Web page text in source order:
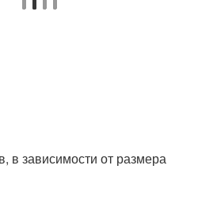
в зависимости от размера